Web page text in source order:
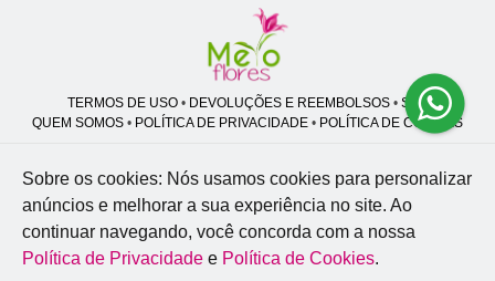
TERMOS DE USO• DEVOLUÇÕES E REEMBOLSOS• SAC
QUEM SOMOS • POLÍTICA DE PRIVACIDADE • POLÍTICA DE COOKIES
Melo Flores | CNPJ: 27.662.413/0001-98
Professor José Lourenço - Travessa cinco, 27 - Vila Zat - São Paulo - SP -
02.977-020
Sobre os cookies: Nós usamos cookies para personalizar
anúncios e melhorar a sua experiência no site. Ao
continuar navegando, você concorda com a nossa
Política de Privacidade e Política de Cookies.